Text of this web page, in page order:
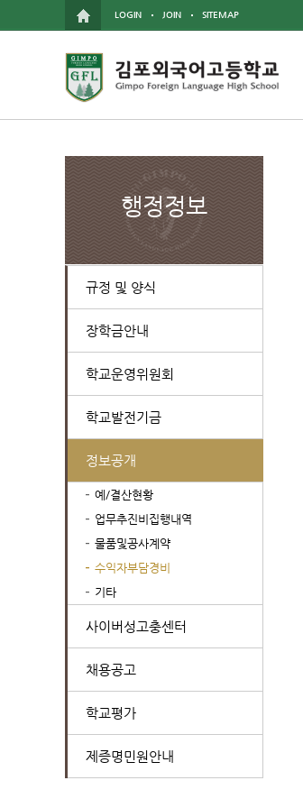
LOGIN JOIN SITEMAP
행정정보
규정 및 양식
장학금안내
학교운영위원회
학교발전기금
정보공개
예/결산현황
업무추진비집행내역
물품및공사계약
수익자부담경비
기타
사이버성고충센터
채용공고
학교평가
제증명민원안내